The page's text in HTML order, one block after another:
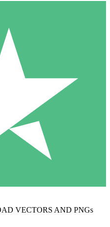
VECTORS AND PNGs